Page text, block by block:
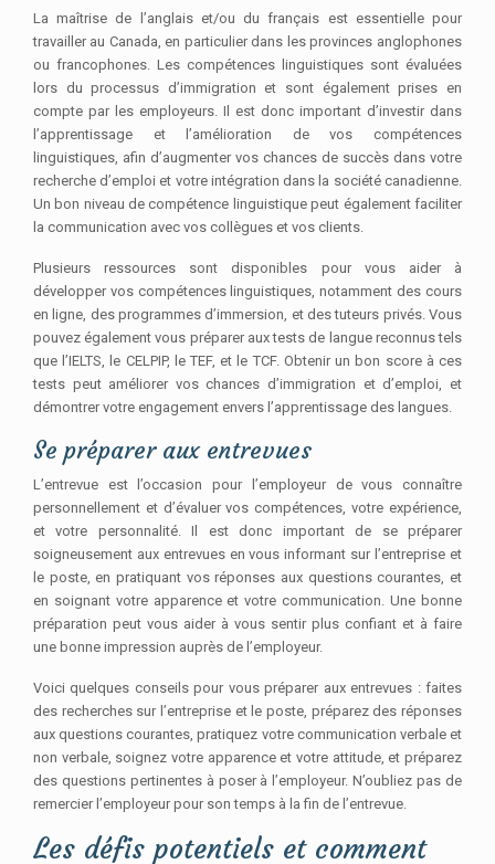
La maîtrise de l’anglais et/ou du français est essentielle pour
travailler au Canada, en particulier dans les provinces anglophones
ou francophones. Les compétences linguistiques sont évaluées
lors du processus d’immigration et sont également prises en
compte par les employeurs. Il est donc important d’investir dans
l’apprentissage et l’amélioration de vos compétences
linguistiques, afin d’augmenter vos chances de succès dans votre
recherche d’emploi et votre intégration dans la société canadienne.
Un bon niveau de compétence linguistique peut également faciliter
la communication avec vos collègues et vos clients.
Plusieurs ressources sont disponibles pour vous aider à
développer vos compétences linguistiques, notamment des cours
en ligne, des programmes d’immersion, et des tuteurs privés. Vous
pouvez également vous préparer aux tests de langue reconnus tels
que l’IELTS, le CELPIP, le TEF, et le TCF. Obtenir un bon score à ces
tests peut améliorer vos chances d’immigration et d’emploi, et
démontrer votre engagement envers l’apprentissage des langues.
Se préparer aux entrevues
L’entrevue est l’occasion pour l’employeur de vous connaître
personnellement et d’évaluer vos compétences, votre expérience,
et votre personnalité. Il est donc important de se préparer
soigneusement aux entrevues en vous informant sur l’entreprise et
le poste, en pratiquant vos réponses aux questions courantes, et
en soignant votre apparence et votre communication. Une bonne
préparation peut vous aider à vous sentir plus confiant et à faire
une bonne impression auprès de l’employeur.
Voici quelques conseils pour vous préparer aux entrevues : faites
des recherches sur l’entreprise et le poste, préparez des réponses
aux questions courantes, pratiquez votre communication verbale et
non verbale, soignez votre apparence et votre attitude, et préparez
des questions pertinentes à poser à l’employeur. N’oubliez pas de
remercier l’employeur pour son temps à la fin de l’entrevue.
Les défis potentiels et comment